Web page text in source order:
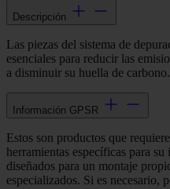
Descripción
Las piezas del sistema de
esenciales para reducir las
a disminuir su huella de carbono.
Información GPSR
Estos son productos que
herramientas específicas para
diseñados para un montaje
especializados. Si es necesario,